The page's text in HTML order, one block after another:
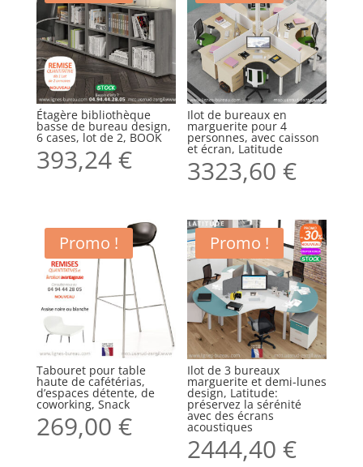
Étagère bibliothèque
basse de bureau design,
6 cases, lot de 2, BOOK
393,24€
Ilot de bureaux en
marguerite pour 4
personnes, avec caisson
et écran, Latitude
3323,60€
Promo !
Tabouret pour table
haute de cafétérias,
d’espaces détente, de
coworking, Snack
269,00 €
Promo !
Ilot de 3 bureaux
marguerite et demi-lunes
design, Latitude:
préservez la sérénité
avec des écrans
acoustiques
2444,40€